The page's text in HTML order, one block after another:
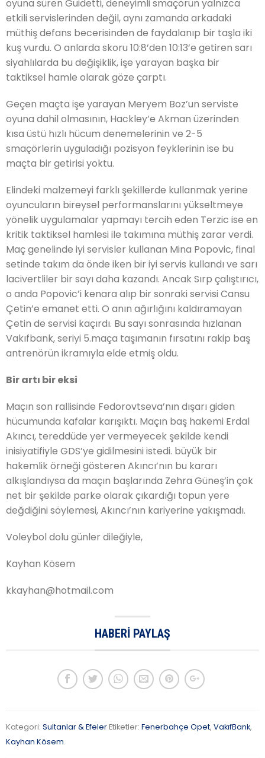
oyuna süren Guidetti, deneyimli smaçörün yalnızca
etkili servislerinden değil, aynı zamanda arkadaki
müthiş defans becerisinden de faydalanıp bir taşla iki
kuş vurdu. O anlarda skoru 10:8’den 10:13’e getiren sarı
siyahlılarda bu değişiklik, işe yarayan başka bir
taktiksel hamle olarak göze çarptı.
Geçen maçta işe yarayan Meryem Boz’un serviste
oyuna dahil olmasının, Hackley’e Akman üzerinden
kısa üstü hızlı hücum denemelerinin ve 2-5
smaçörlerin uyguladığı pozisyon feyklerinin ise bu
maçta bir getirisi yoktu.
Elindeki malzemeyi farklı şekillerde kullanmak yerine
oyuncuların bireysel performanslarını yükseltmeye
yönelik uygulamalar yapmayı tercih eden Terzic ise en
kritik taktiksel hamlesi ile takımına müthiş zarar verdi.
Maç genelinde iyi servisler kullanan Mina Popovic, final
setinde takım da önde iken bir iyi servis kullandı ve sarı
lacivertliler bir sayı daha kazandı. Ancak Sırp çalıştırıcı,
o anda Popovic’i kenara alıp bir sonraki servisi Cansu
Çetin’e emanet etti. O anın ağırlığını kaldıramayan
Çetin de servisi kaçırdı. Bu sayı sonrasında hızlanan
Vakıfbank, seriyi 5.maça taşımanın fırsatını rakip baş
antrenörün ikramıyla elde etmiş oldu.
Bir artı bir eksi
Maçın son rallisinde Fedorovtseva’nın dışarı giden
hücumunda kafalar karışıktı. Maçın baş hakemi Erdal
Akıncı, tereddüde yer vermeyecek şekilde kendi
inisiyatifiyle GDS’ye gidilmesini istedi. büyük bir
hakemlik örneği gösteren Akıncı’nın bu kararı
alkışlandıysa da maçın başlarında Zehra Güneş’in çok
net bir şekilde parke olarak çıkardığı topun yere
değdiğini söylemesi, Akıncı’nın kariyerine yakışmadı.
Voleybol dolu günler dileğiyle,
Kayhan Kösem
kkayhan@hotmail.com
HABERI PAYLAŞ
Kategori: Sultanlar & EfelerEtiketler: Fenerbahçe Opet, VakıfBank,
Kayhan Kösem.